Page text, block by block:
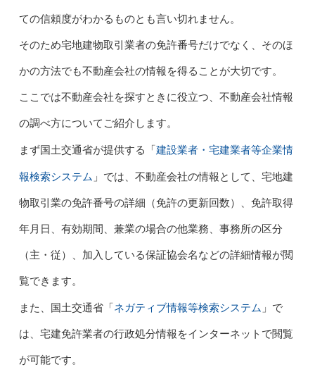
ての信頼度がわかるものとも言い切れません。
そのため宅地建物取引業者の免許番号だけでなく、そのほ
かの方法でも不動産会社の情報を得ることが大切です。
ここでは不動産会社を探すときに役立つ、不動産会社情報
の調べ方についてご紹介します。
まず国土交通省が提供する「 建設業者・宅建業者等企業情
報検索システム 」では、不動産会社の情報として、宅地建
物取引業の免許番号の詳細（免許の更新回数）、免許取得
年月日、有効期間、兼業の場合の他業務、事務所の区分
（主・従）、加入している保証協会名などの詳細情報が閲
覧できます。
また、国土交通省「 ネガティブ情報等検索システム 」で
は、宅建免許業者の行政処分情報をインターネットで閲覧
が可能です。